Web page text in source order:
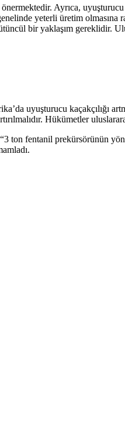
Ayrıca,
yeterli üretim olmasına
bir yaklaşım gereklidir.
uyuşturucu kaçakçılığı
Hükümetler
ton fentanil prekürsörünün